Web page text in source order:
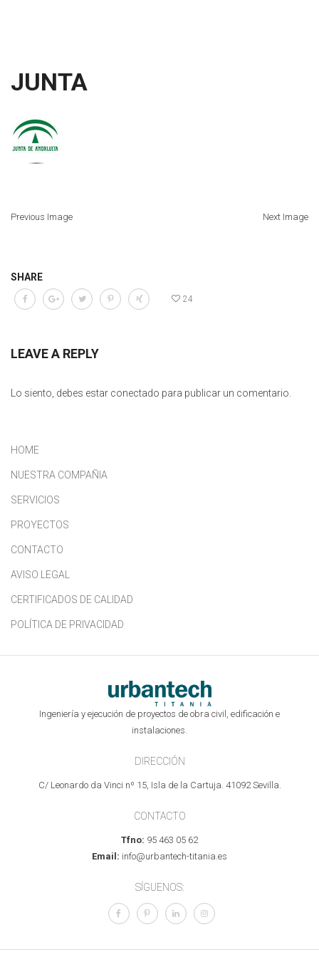
JUNTA
Previous Image Next Image
SHARE
24
LEAVE A REPLY
Lo siento, debes estar conectado para publicar un comentario.
HOME
NUESTRA COMPAÑIA
SERVICIOS
PROYECTOS
CONTACTO
AVISO LEGAL
CERTIFICADOS DE CALIDAD
POLÍTICA DE PRIVACIDAD
Ingeniería y ejecución de proyectos de obra civil, edificación e
instalaciones.
DIRECCIÓN
C/ Leonardo da Vinci nº 15, Isla de la Cartuja. 41092 Sevilla.
CONTACTO
Tfno: 95 463 05 62
Email: info@urbantech-titania.es
SÍGUENOS: